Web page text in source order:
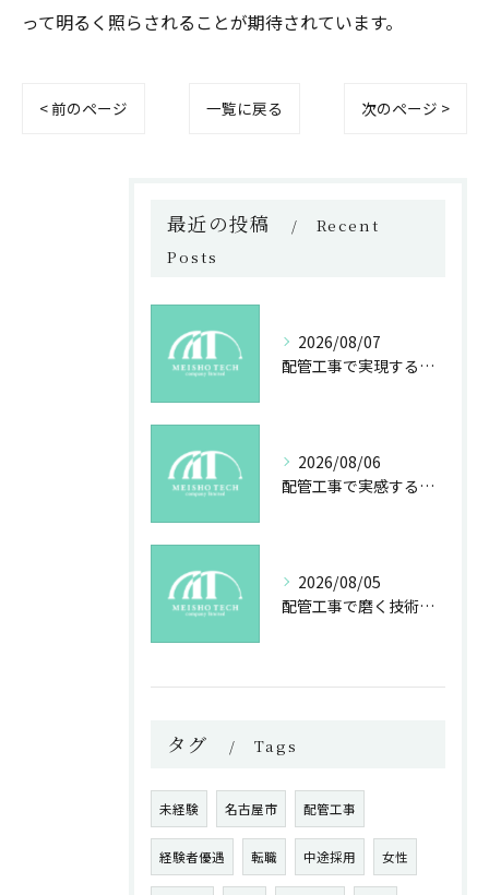
って明るく照らされることが期待されています。
< 前のページ 一覧に戻る 次のページ >
最近の投稿
Recent
Posts
2026/08/07
配管工事で実現する未来の安心と技術力
2026/08/06
配管工事で実感する成長と社会貢献の魅力
2026/08/05
配管工事で磨く技術と未来への誇り
タグ Tags
未経験 名古屋市 配管工事
経験者優遇 転職 中途採用 女性